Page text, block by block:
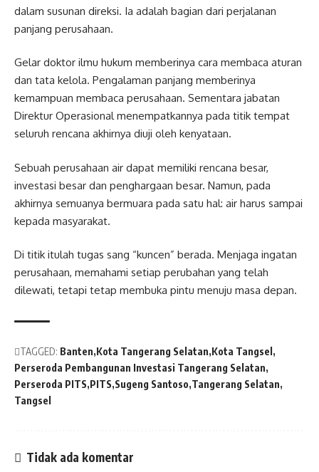
dalam susunan direksi. Ia adalah bagian dari perjalanan
panjang perusahaan.
Gelar doktor ilmu hukum memberinya cara membaca aturan
dan tata kelola. Pengalaman panjang memberinya
kemampuan membaca perusahaan. Sementara jabatan
Direktur Operasional menempatkannya pada titik tempat
seluruh rencana akhirnya diuji oleh kenyataan.
Sebuah perusahaan air dapat memiliki rencana besar,
investasi besar dan penghargaan besar. Namun, pada
akhirnya semuanya bermuara pada satu hal: air harus sampai
kepada masyarakat.
Di titik itulah tugas sang “kuncen” berada. Menjaga ingatan
perusahaan, memahami setiap perubahan yang telah
dilewati, tetapi tetap membuka pintu menuju masa depan.
TAGGED: Banten Kota Tangerang Selatan Kota Tangsel
Perseroda Pembangunan Investasi Tangerang Selatan
Perseroda PITS PITS Sugeng Santoso Tangerang Selatan
Tangsel
Tidak ada komentar